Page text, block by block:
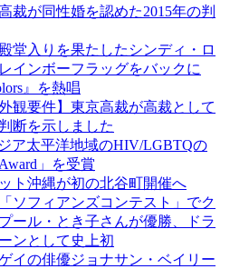
裁が同性婚を認めた2015年の判
堂入りを果たしたシンディ・ロ
インボーフラッグをバックに
』を熱唱
外観要件】東京高裁が高裁として
断を示しました
ア太平洋地域のHIV/LGBTQの
」を受賞
ト沖縄が初の北谷町開催へ
ソフィアンズコンテスト」でク
ール・とき子さんが優勝、ドラ
ンとして史上初
イの俳優ジョナサン・ベイリー